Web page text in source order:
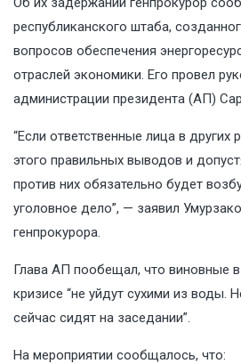
республиканского штаба,
вопросов обеспечения
отраслей экономики. Его провел
администрации президента (АП)
“Если ответственные лица в других
этого правильных выводов и
против них обязательно будет
уголовное дело”, — заявил
генпрокурора.
Глава АП пообещал, что виновные в
кризисе “не уйдут сухими из воды.
сейчас сидят на заседании”.
На мероприятии сообщалось, что: